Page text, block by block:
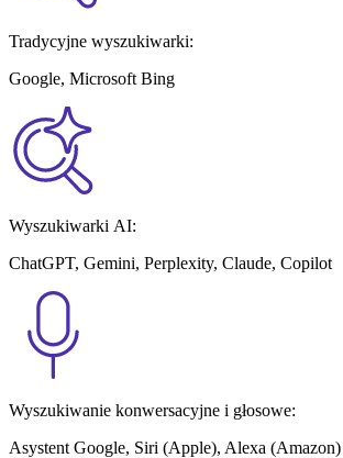
Tradycyjne wyszukiwarki:
Google, Microsoft Bing
Wyszukiwarki AI:
ChatGPT, Gemini, Perplexity, Claude, Copilot
Wyszukiwanie konwersacyjne i głosowe:
Asystent Google, Siri (Apple), Alexa (Amazon)